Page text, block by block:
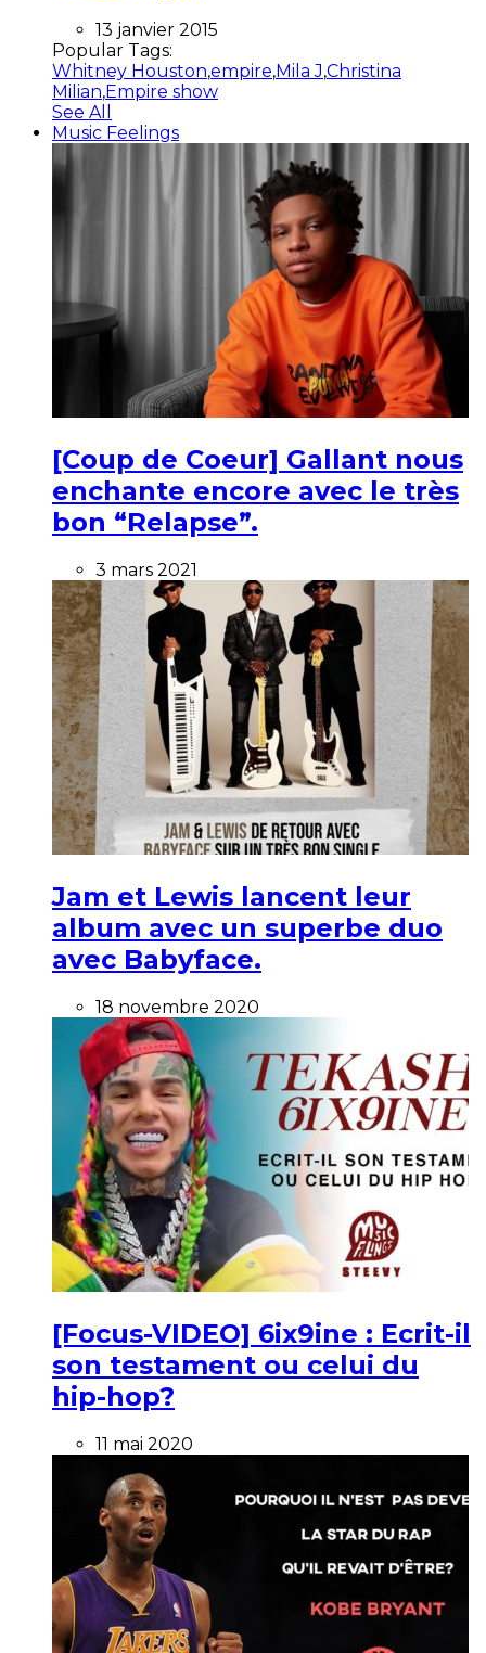
13 janvier 2015
Popular Tags:
Whitney Houston,empire,Mila J,Christina
Milian,Empire show
See All
Music Feelings
[Coup de Coeur] Gallant nous
enchante encore avec le très
bon “Relapse”.
3 mars 2021
Jam et Lewis lancent leur
album avec un superbe duo
avec Babyface.
18 novembre 2020
[Focus-VIDEO] 6ix9ine : Ecrit-il
son testament ou celui du
hip-hop?
11 mai 2020